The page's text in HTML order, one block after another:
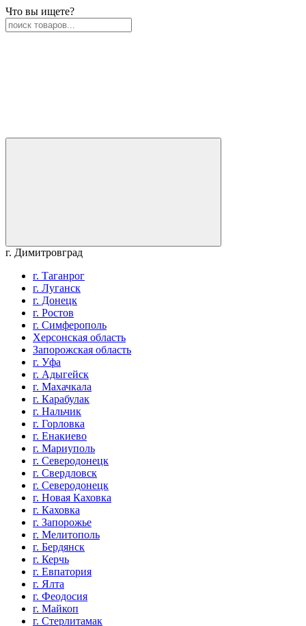
Что вы ищете?
г. Димитровград
г. Таганрог
г. Луганск
г. Донецк
г. Ростов
г. Симферополь
Херсонская область
Запорожская область
г. Уфа
г. Адыгейск
г. Махачкала
г. Карабулак
г. Нальчик
г. Горловка
г. Енакиево
г. Мариуполь
г. Северодонецк
г. Свердловск
г. Северодонецк
г. Новая Каховка
г. Каховка
г. Запорожье
г. Мелитополь
г. Бердянск
г. Керчь
г. Евпатория
г. Ялта
г. Феодосия
г. Майкоп
г. Стерлитамак